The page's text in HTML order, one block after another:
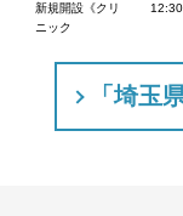
新規開設《クリ
ニック
「埼玉